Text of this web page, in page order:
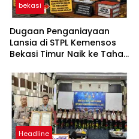
bekasi
Dugaan Penganiayaan
Lansia di STPL Kemensos
Bekasi Timur Naik ke Tahap
Minta Proses Transparan
dan Bebas Intervensi
Headline